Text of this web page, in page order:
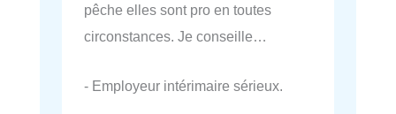
pêche elles sont pro en toutes
circonstances. Je conseille…
- Employeur intérimaire sérieux.